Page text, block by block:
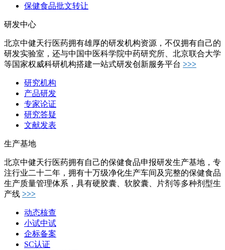
保健食品批文转让
研发中心
北京中健天行医药拥有雄厚的研发机构资源，不仅拥有自己的
研发实验室，还与中国中医科学院中药研究所、北京联合大学
等国家权威科研机构搭建一站式研发创新服务平台 >>>
研究机构
产品研发
专家论证
研究答疑
文献发表
生产基地
北京中健天行医药拥有自己的保健食品申报研发生产基地，专
注行业二十二年，拥有十万级净化生产车间及完整的保健食品
生产质量管理体系，具有硬胶囊、软胶囊、片剂等多种剂型生
产线 >>>
动态核查
小试中试
企标备案
SC认证